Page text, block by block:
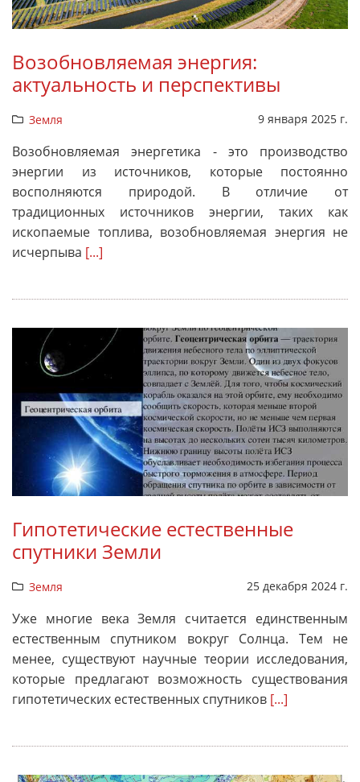
Возобновляемая энергия:
актуальность и перспективы
Земля 9 января 2025 г.
Возобновляемая энергетика - это производство
энергии из источников, которые постоянно
восполняются природой. В отличие от
традиционных источников энергии, таких как
ископаемые топлива, возобновляемая энергия не
исчерпыва [...]
Гипотетические естественные
спутники Земли
Земля 25 декабря 2024 г.
Уже многие века Земля считается единственным
естественным спутником вокруг Солнца. Тем не
менее, существуют научные теории исследования,
которые предлагают возможность существования
гипотетических естественных спутников [...]